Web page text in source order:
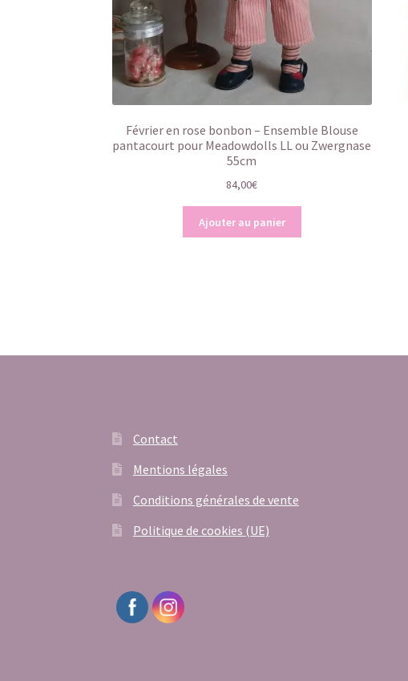
Février en rose bonbon – Ensemble Blouse
pantacourt pour Meadowdolls LL ou Zwergnase
55cm
84,00€
Ajouter au panier
Contact
Mentions légales
Conditions générales de vente
Politique de cookies (UE)